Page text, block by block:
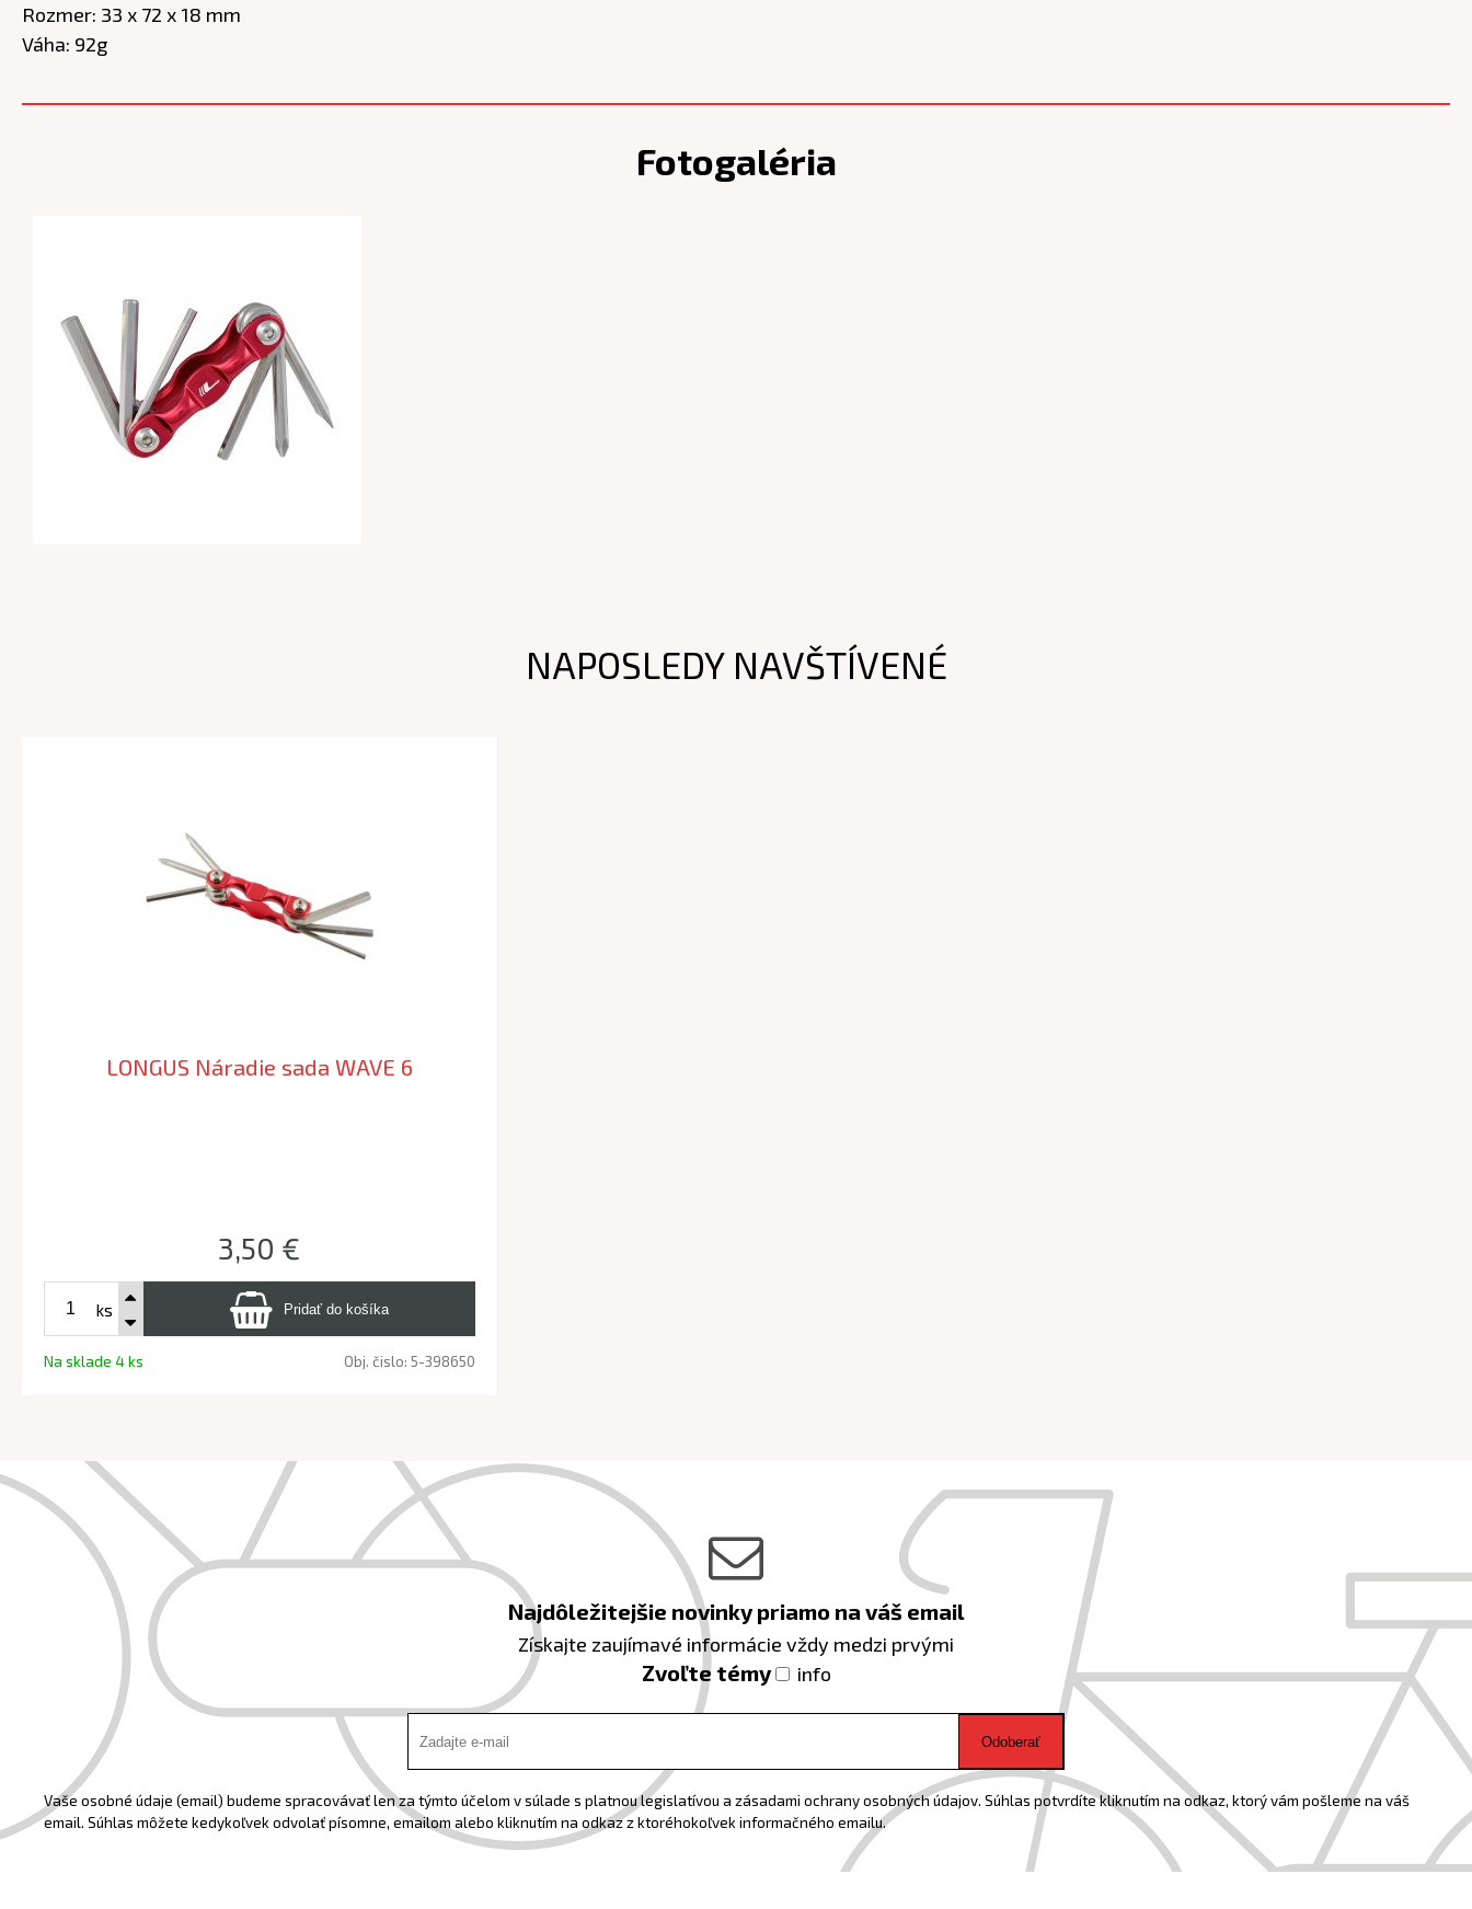
Rozmer: 33 x 72 x 18 mm
Váha: 92g
Fotogaléria
NAPOSLEDY NAVŠTÍVENÉ
LONGUS Náradie sada WAVE 6
3,50 €
ks
Na sklade 4 ks Obj. čislo: 5-398650
Najdôležitejšie novinky priamo na váš email
Získajte zaujímavé informácie vždy medzi prvými
Zvoľte témy info
Odoberať
Vaše osobné údaje (email) budeme spracovávať len za týmto účelom v súlade s platnou legislatívou a zásadami ochrany osobných údajov. Súhlas potvrdíte kliknutím na odkaz, ktorý vám pošleme na váš
email. Súhlas môžete kedykoľvek odvolať písomne, emailom alebo kliknutím na odkaz z ktoréhokoľvek informačného emailu.